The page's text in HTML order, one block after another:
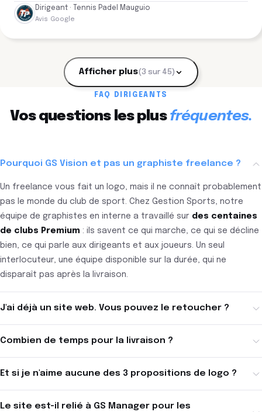
Dirigeant · Tennis Padel Mauguio
Avis Google
Afficher plus(3 sur 45)
FAQ DIRIGEANTS
Vos questions les plus fréquentes.
Pourquoi GS Vision et pas un graphiste freelance ?
Un freelance vous fait un logo, mais il ne connaît probablement
pas le monde du club de sport. Chez Gestion Sports, notre
équipe de graphistes en interne a travaillé sur des centaines
de clubs Premium : ils savent ce qui marche, ce qui se décline
bien, ce qui parle aux dirigeants et aux joueurs. Un seul
interlocuteur, une équipe disponible sur la durée, qui ne
disparaît pas après la livraison.
J'ai déjà un site web. Vous pouvez le retoucher ?
Combien de temps pour la livraison ?
Et si je n'aime aucune des 3 propositions de logo ?
Le site est-il relié à GS Manager pour les